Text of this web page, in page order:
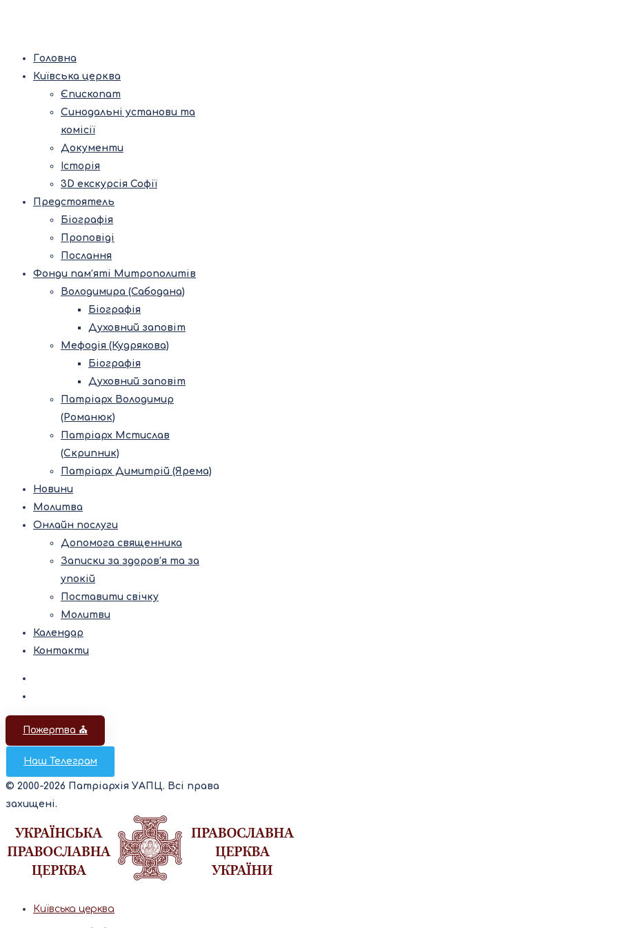
Головна
Київська церква
Єпископат
Синодальні установи та
комісії
Документи
Історія
3D екскурсія Софії
Предстоятель
Біографія
Проповіді
Послання
Фонди пам’яті Митрополитів
Володимира (Сабодана)
Біографія
Духовний заповіт
Мефодія (Кудрякова)
Біографія
Духовний заповіт
Патріарх Володимир
(Романюк)
Патріарх Мстислав
(Скрипник)
Патріарх Димитрій (Ярема)
Новини
Молитва
Онлайн послуги
Допомога священника
Записки за здоров’я та за
упокій
Поставити свічку
Молитви
Календар
Контакти
Пожертва ⛪️
Наш Телеграм
© 2000-2026 Патріархія УАПЦ. Всі права
захищені.
Київська церква